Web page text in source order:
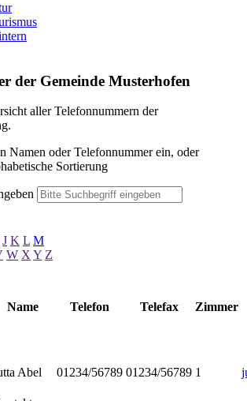
der Gemeinde Musterhofen
aller Telefonnummern der
Namen oder Telefonnummer ein, oder
Sortierung
J K L M
W XY Z
Name Telefon Telefax Zimmer
Abel 01234/56789 01234/56789 1